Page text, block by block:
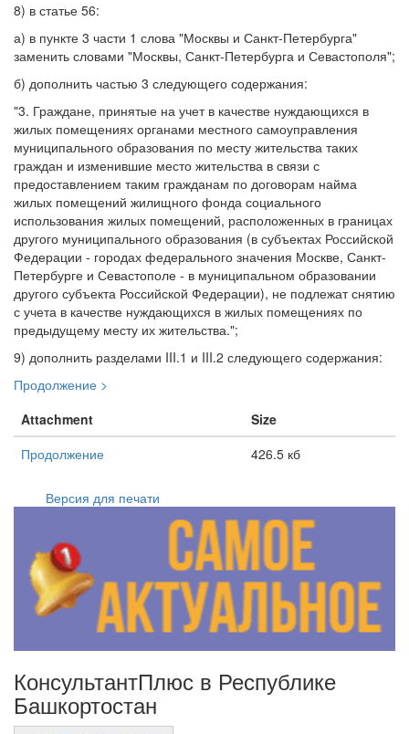
8) в статье 56:
а) в пункте 3 части 1 слова "Москвы и Санкт-Петербурга"
заменить словами "Москвы, Санкт-Петербурга и Севастополя";
б) дополнить частью 3 следующего содержания:
"3. Граждане, принятые на учет в качестве нуждающихся в
жилых помещениях органами местного самоуправления
муниципального образования по месту жительства таких
граждан и изменившие место жительства в связи с
предоставлением таким гражданам по договорам найма
жилых помещений жилищного фонда социального
использования жилых помещений, расположенных в границах
другого муниципального образования (в субъектах Российской
Федерации - городах федерального значения Москве, Санкт-
Петербурге и Севастополе - в муниципальном образовании
другого субъекта Российской Федерации), не подлежат снятию
с учета в качестве нуждающихся в жилых помещениях по
предыдущему месту их жительства.";
9) дополнить разделами III.1 и III.2 следующего содержания:
Продолжение >
Attachment
Size
Продолжение
426.5 кб
Версия для печати
КонсультантПлюс в Республике
Башкортостан